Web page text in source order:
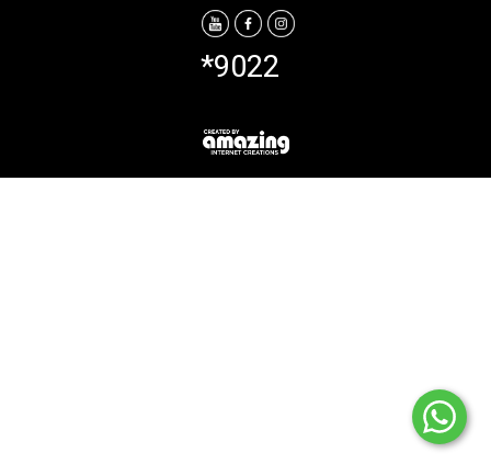
*9022